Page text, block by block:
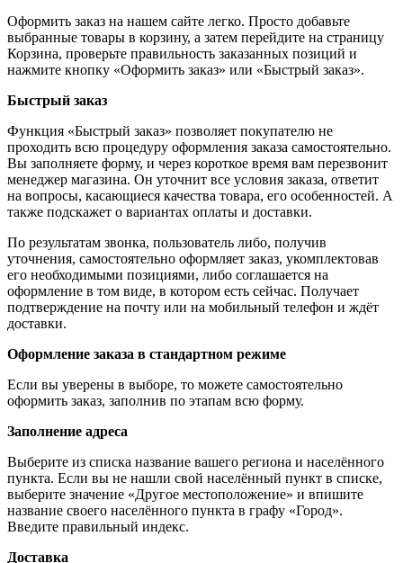
Оформить заказ на нашем сайте легко. Просто добавьте
выбранные товары в корзину, а затем перейдите на страницу
Корзина, проверьте правильность заказанных позиций и
нажмите кнопку «Оформить заказ» или «Быстрый заказ».
Быстрый заказ
Функция «Быстрый заказ» позволяет покупателю не
проходить всю процедуру оформления заказа самостоятельно.
Вы заполняете форму, и через короткое время вам перезвонит
менеджер магазина. Он уточнит все условия заказа, ответит
на вопросы, касающиеся качества товара, его особенностей. А
также подскажет о вариантах оплаты и доставки.
По результатам звонка, пользователь либо, получив
уточнения, самостоятельно оформляет заказ, укомплектовав
его необходимыми позициями, либо соглашается на
оформление в том виде, в котором есть сейчас. Получает
подтверждение на почту или на мобильный телефон и ждёт
доставки.
Оформление заказа в стандартном режиме
Если вы уверены в выборе, то можете самостоятельно
оформить заказ, заполнив по этапам всю форму.
Заполнение адреса
Выберите из списка название вашего региона и населённого
пункта. Если вы не нашли свой населённый пункт в списке,
выберите значение «Другое местоположение» и впишите
название своего населённого пункта в графу «Город».
Введите правильный индекс.
Доставка